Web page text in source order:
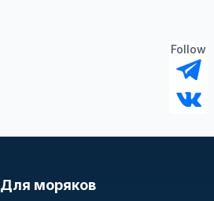
Follow
Для моряков